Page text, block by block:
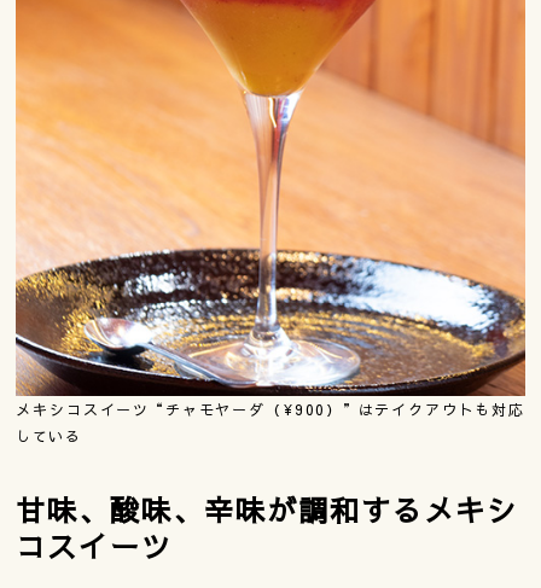
メキシコスイーツ“チャモヤーダ（¥900）”はテイクアウトも対応
している
甘味、酸味、辛味が調和するメキシ
コスイーツ